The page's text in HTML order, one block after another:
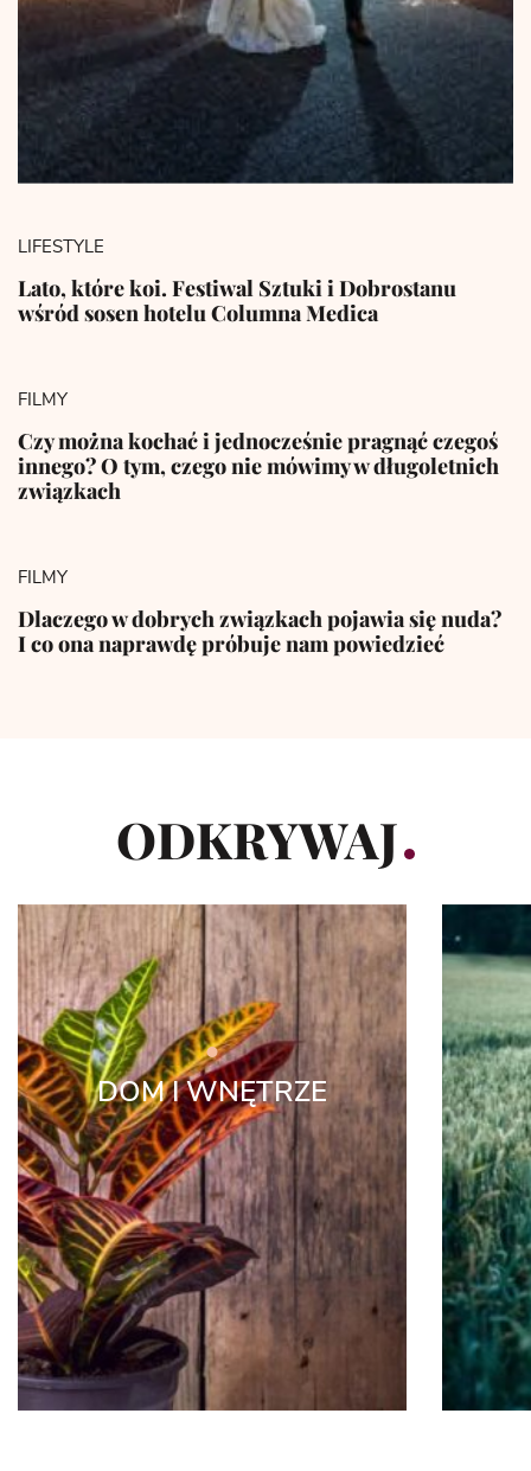
LIFESTYLE
Lato, które koi. Festiwal Sztuki i Dobrostanu
wśród sosen hotelu Columna Medica
FILMY
Czy można kochać i jednocześnie pragnąć czegoś
innego? O tym, czego nie mówimy w długoletnich
związkach
FILMY
Dlaczego w dobrych związkach pojawia się nuda?
I co ona naprawdę próbuje nam powiedzieć
ODKRYWAJ
DOM I WNĘTRZE